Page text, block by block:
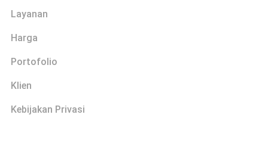
Layanan
Harga
Portofolio
Klien
Kebijakan Privasi